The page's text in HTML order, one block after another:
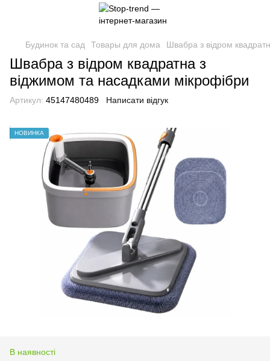
Будинок та сад Товары для дома Швабра з відром
Швабра з відром квадратна з
віджимом та насадками мікрофібри
Артикул: 45147480489 Написати відгук
НОВИНКА
В наявності